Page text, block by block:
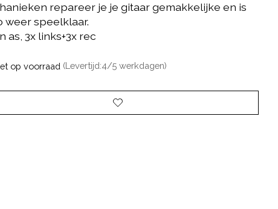
repareer je je gitaar gemakkelijke en is
weer speelklaar.
as, 3x links+3x rec
op voorraad (Levertijd:4/5 werkdagen)